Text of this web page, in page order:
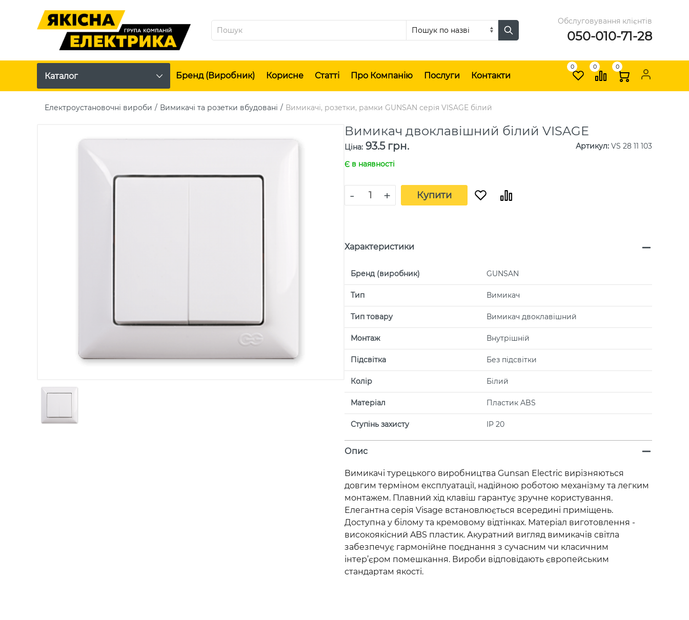
Обслуговування клієнтів
050-010-71-28
Каталог Бренд (виробник) Корисне Статті Про Компанію Послуги Контакти
0 0 0
Електроустановочні вироби Вимикачі та розетки вбудовані Вимикачі, розетки, рамки GUNSAN серія VISAGE білий
Вимикач двоклавішний білий VISAGE
Ціна: 93.5 грн. Артикул: VS 28 11 103
Є в наявності
- + Купити
Характеристики
Бренд (виробник) GUNSAN
Тип Вимикач
Тип товару Вимикач двоклавішний
Монтаж Внутрішній
Підсвітка Без підсвітки
Колір Білий
Матеріал Пластик ABS
Ступінь захисту IP 20
Опис
Вимикачі турецького виробництва Gunsan Electric вирізняються
довгим терміном експлуатації, надійною роботою механізму та легким
монтажем. Плавний хід клавіш гарантує зручне користування.
Елегантна серія Visage встановлюється всередині приміщень.
Доступна у білому та кремовому відтінках. Матеріал виготовлення -
високоякісний ABS пластик. Акуратний вигляд вимикачів світла
забезпечує гармонійне поєднання з сучасним чи класичним
інтер’єром помешкання. Вироби відповідають європейським
стандартам якості.